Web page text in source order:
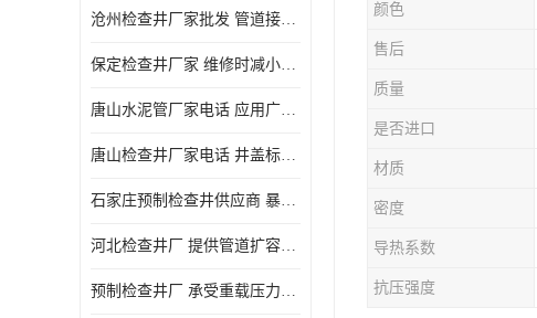
沧州检查井厂家批发 管道接口密封良好
保定检查井厂家 维修时减小交通影响
唐山水泥管厂家电话 应用广泛领域多样
唐山检查井厂家电话 井盖标识清晰无误
石家庄预制检查井供应商 暴雨季节排水畅通
河北检查井厂 提供管道扩容接口
预制检查井厂 承受重载压力稳定
颜色
售后
质量
是否进口
材质
密度
导热系数
抗压强度